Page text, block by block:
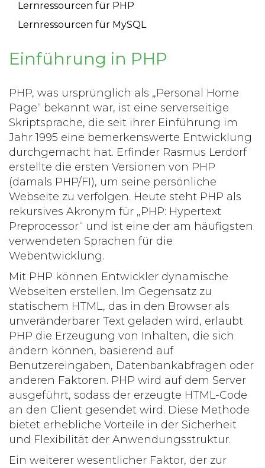
Lernressourcen für PHP
Lernressourcen für MySQL
Einführung in PHP
PHP, was ursprünglich als „Personal Home
Page“ bekannt war, ist eine serverseitige
Skriptsprache, die seit ihrer Einführung im
Jahr 1995 eine bemerkenswerte Entwicklung
durchgemacht hat. Erfinder Rasmus Lerdorf
erstellte die ersten Versionen von PHP
(damals PHP/FI), um seine persönliche
Webseite zu verfolgen. Heute steht PHP als
rekursives Akronym für „PHP: Hypertext
Preprocessor“ und ist eine der am häufigsten
verwendeten Sprachen für die
Webentwicklung.
Mit PHP können Entwickler dynamische
Webseiten erstellen. Im Gegensatz zu
statischem HTML, das in den Browser als
unveränderbarer Text geladen wird, erlaubt
PHP die Erzeugung von Inhalten, die sich
ändern können, basierend auf
Benutzereingaben, Datenbankabfragen oder
anderen Faktoren. PHP wird auf dem Server
ausgeführt, sodass der erzeugte HTML-Code
an den Client gesendet wird. Diese Methode
bietet erhebliche Vorteile in der Sicherheit
und Flexibilität der Anwendungsstruktur.
Ein weiterer wesentlicher Faktor, der zur